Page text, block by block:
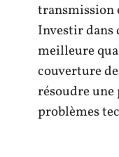
transmission
Investir dans
meilleure
couverture
résoudre
problèmes